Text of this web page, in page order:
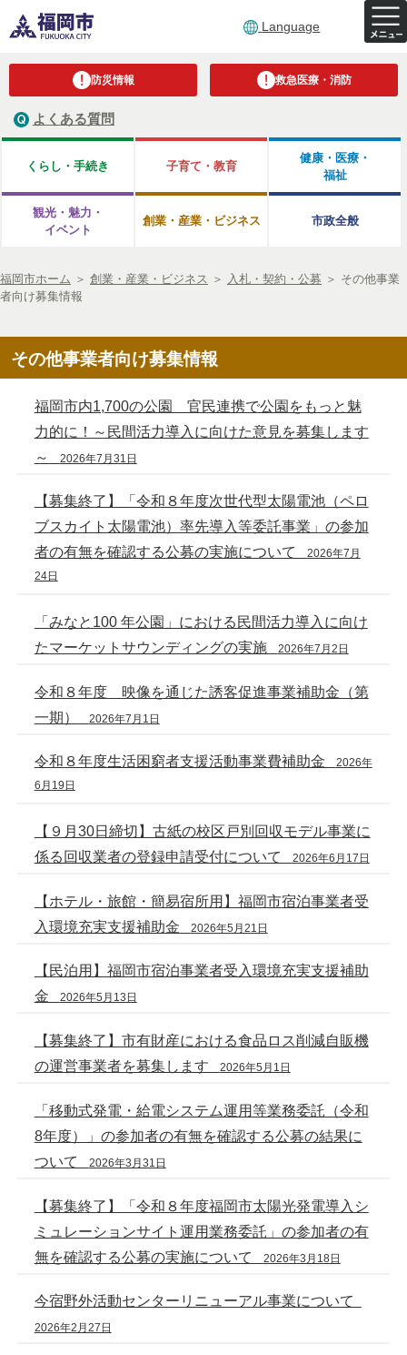
Language
防災情報 救急医療・消防
よくある質問
くらし・手続き 子育て・教育
健康・医療・
福祉
観光・魅力・
イベント
創業・産業・ビジネス 市政全般
福岡市ホーム ＞ 創業・産業・ビジネス ＞ 入札・契約・公募 ＞ その他事業
者向け募集情報
その他事業者向け募集情報
福岡市内1,700の公園 官民連携で公園をもっと魅
力的に！～民間活力導入に向けた意見を募集します
～
2026年7月31日
【募集終了】「令和８年度次世代型太陽電池（ペロ
ブスカイト太陽電池）率先導入等委託事業」の参加
者の有無を確認する公募の実施について
2026年7月
24日
「みなと100 年公園」における民間活力導入に向け
たマーケットサウンディングの実施
2026年7月2日
令和８年度 映像を通じた誘客促進事業補助金（第
一期）
2026年7月1日
令和８年度生活困窮者支援活動事業費補助金 2026年
6月19日
【９月30日締切】古紙の校区戸別回収モデル事業に
係る回収業者の登録申請受付について
2026年6月17日
【ホテル・旅館・簡易宿所用】福岡市宿泊事業者受
入環境充実支援補助金
2026年5月21日
【民泊用】福岡市宿泊事業者受入環境充実支援補助
金
2026年5月13日
【募集終了】市有財産における食品ロス削減自販機
の運営事業者を募集します
2026年5月1日
「移動式発電・給電システム運用等業務委託（令和
8年度）」の参加者の有無を確認する公募の結果に
ついて
2026年3月31日
【募集終了】「令和８年度福岡市太陽光発電導入シ
ミュレーションサイト運用業務委託」の参加者の有
無を確認する公募の実施について
2026年3月18日
今宿野外活動センターリニューアル事業について
2026年2月27日